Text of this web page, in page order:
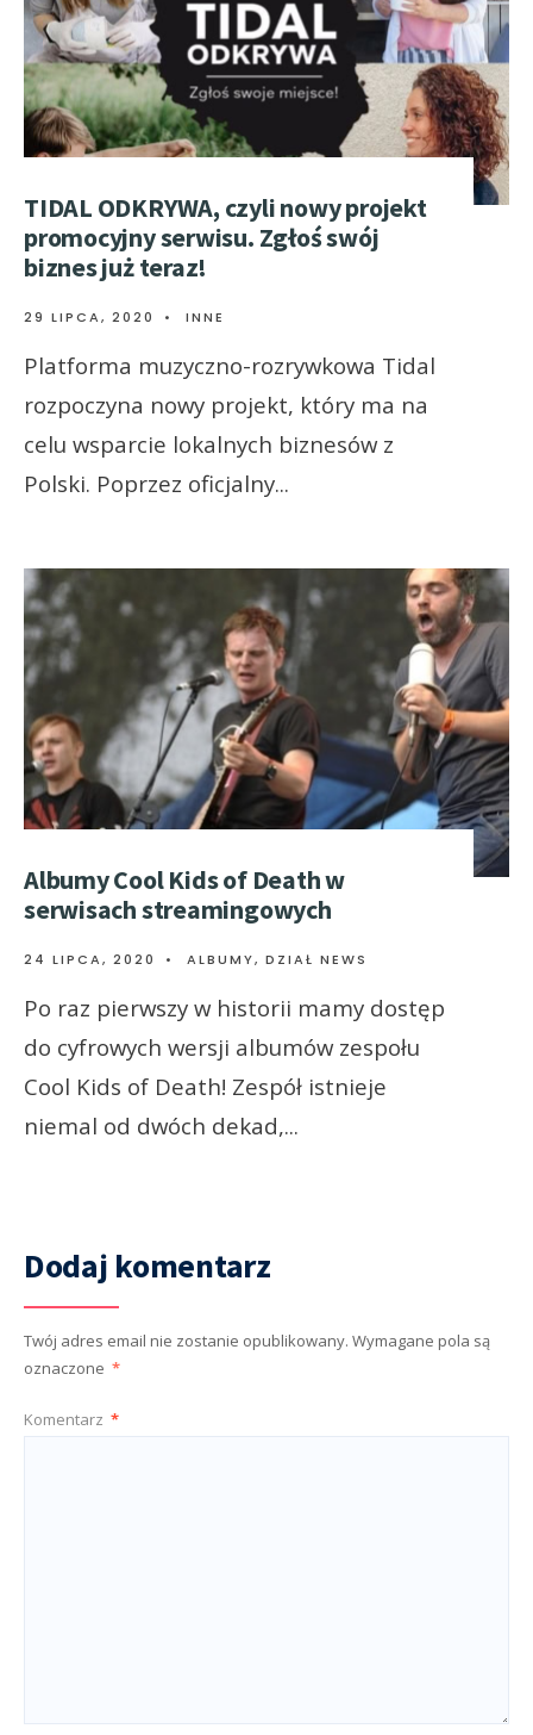
TIDAL ODKRYWA, czyli nowy projekt
promocyjny serwisu. Zgłoś swój
biznes już teraz!
29 LIPCA, 2020 • INNE
Platforma muzyczno-rozrywkowa Tidal
rozpoczyna nowy projekt, który ma na
celu wsparcie lokalnych biznesów z
Polski. Poprzez oficjalny...
Albumy Cool Kids of Death w
serwisach streamingowych
24 LIPCA, 2020 • ALBUMY, DZIAŁ NEWS
Po raz pierwszy w historii mamy dostęp
do cyfrowych wersji albumów zespołu
Cool Kids of Death! Zespół istnieje
niemal od dwóch dekad,...
Dodaj komentarz
Twój adres email nie zostanie opublikowany. Wymagane pola są
oznaczone *
Komentarz *